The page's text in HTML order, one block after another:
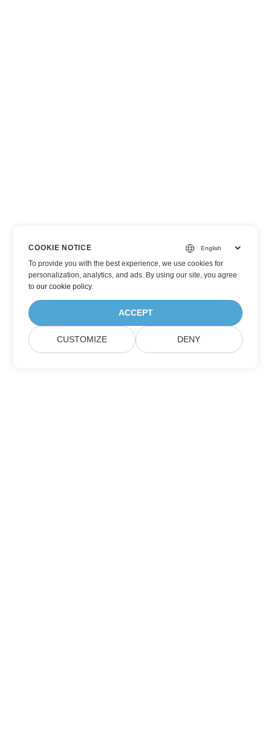
COOKIE NOTICE
To provide you with the best experience, we use cookies for
personalization, analytics, and ads. By using our site, you agree
toour cookie policy.
ACCEPT
CUSTOMIZE DENY